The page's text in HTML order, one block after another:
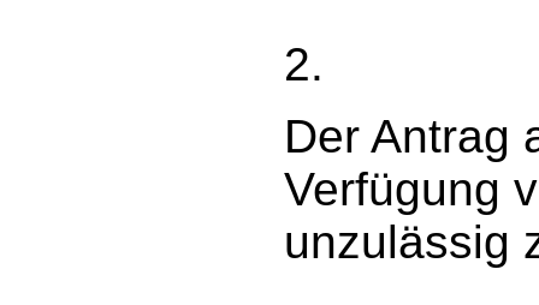
2.
Der Antrag
Verfügung
unzulässig